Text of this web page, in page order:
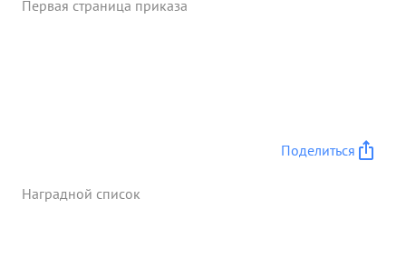
Первая страница приказа
Поделиться
Наградной список